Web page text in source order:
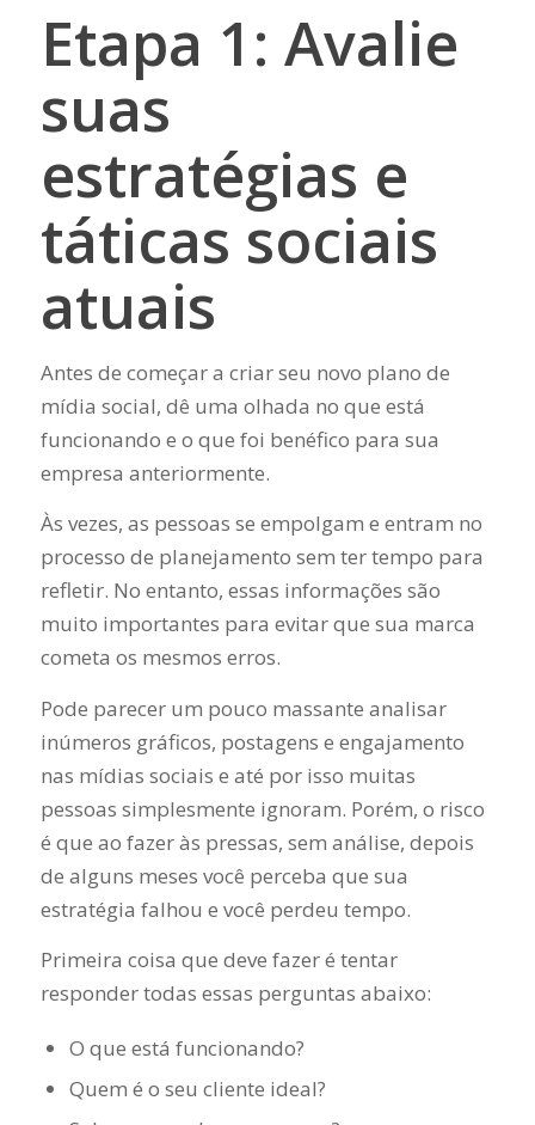
Etapa 1: Avalie
suas
estratégias e
táticas sociais
atuais
Antes de começar a criar seu novo plano de
mídia social, dê uma olhada no que está
funcionando e o que foi benéfico para sua
empresa anteriormente.
Às vezes, as pessoas se empolgam e entram no
processo de planejamento sem ter tempo para
refletir. No entanto, essas informações são
muito importantes para evitar que sua marca
cometa os mesmos erros.
Pode parecer um pouco massante analisar
inúmeros gráficos, postagens e engajamento
nas mídias sociais e até por isso muitas
pessoas simplesmente ignoram. Porém, o risco
é que ao fazer às pressas, sem análise, depois
de alguns meses você perceba que sua
estratégia falhou e você perdeu tempo.
Primeira coisa que deve fazer é tentar
responder todas essas perguntas abaixo:
O que está funcionando?
Quem é o seu cliente ideal?